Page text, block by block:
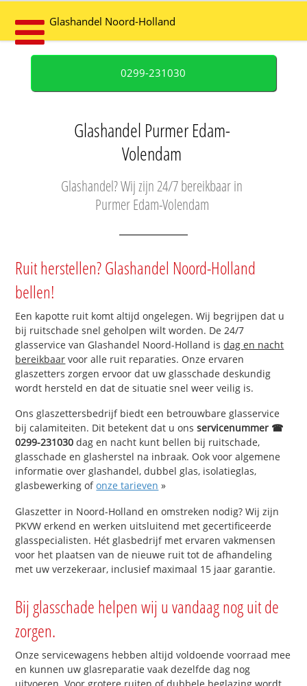
Glashandel Noord-Holland
0299-231030
Glashandel Purmer Edam-
Volendam
Glashandel? Wij zijn 24/7 bereikbaar in
Purmer Edam-Volendam
Ruit herstellen? Glashandel Noord-Holland
bellen!
Een kapotte ruit komt altijd ongelegen. Wij begrijpen dat u
bij ruitschade snel geholpen wilt worden. De 24/7
glasservice van Glashandel Noord-Holland isdag en nacht
bereikbaar voor alle ruit reparaties. Onze ervaren
glaszetters zorgen ervoor dat uw glasschade deskundig
wordt hersteld en dat de situatie snel weer veilig is.
Ons glaszettersbedrijf biedt een betrouwbare glasservice
bij calamiteiten. Dit betekent dat u onsservicenummer ☎
0299-231030 dag en nacht kunt bellen bij ruitschade,
glasschade en glasherstel na inbraak. Ook voor algemene
informatie over glashandel, dubbel glas, isolatieglas,
glasbewerking ofonze tarieven »
Glaszetter in Noord-Holland en omstreken nodig? Wij zijn
PKVW erkend en werken uitsluitend met gecertificeerde
glasspecialisten. Hét glasbedrijf met ervaren vakmensen
voor het plaatsen van de nieuwe ruit tot de afhandeling
met uw verzekeraar, inclusief maximaal 15 jaar garantie.
Bij glasschade helpen wij u vandaag nog uit de
zorgen.
Onze servicewagens hebben altijd voldoende voorraad mee
en kunnen uw glasreparatie vaak dezelfde dag nog